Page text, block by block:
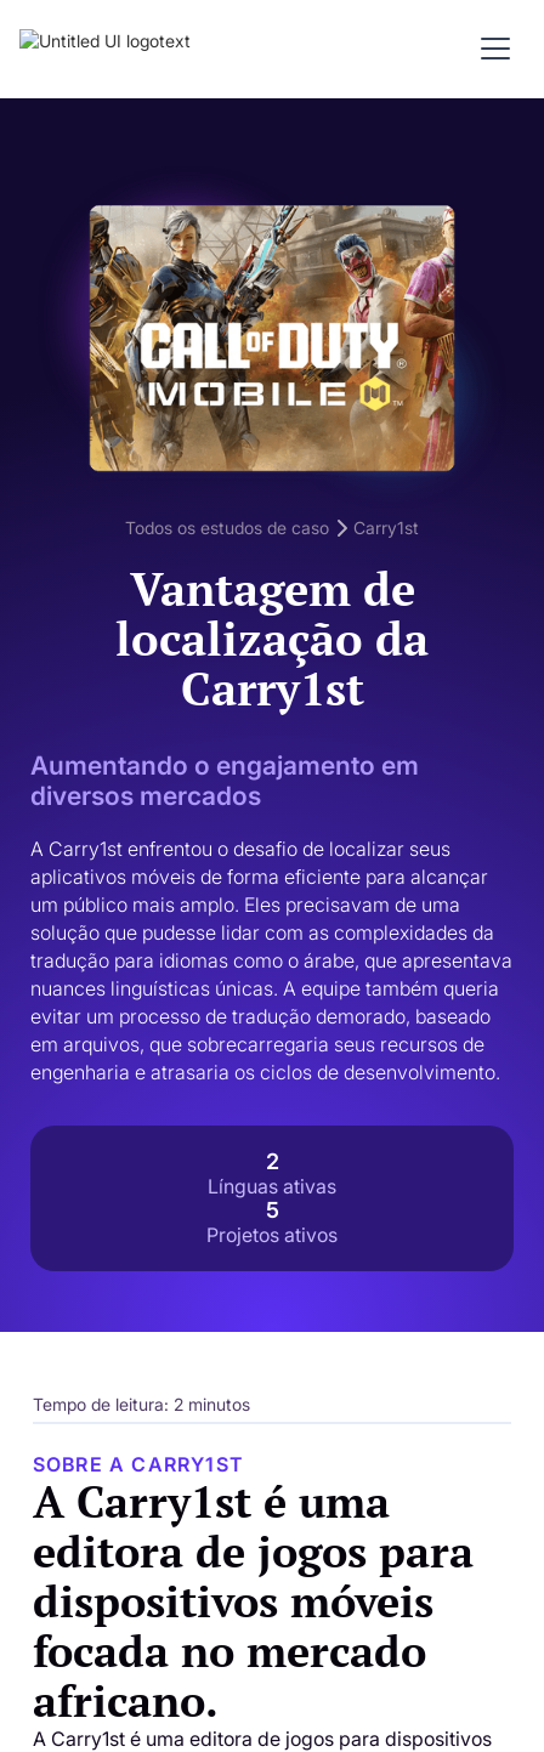
Todos os estudos de caso Carry1st
Vantagem de
localização da
Carry1st
Aumentando o engajamento em
diversos mercados
A Carry1st enfrentou o desafio de localizar seus
aplicativos móveis de forma eficiente para alcançar
um público mais amplo. Eles precisavam de uma
solução que pudesse lidar com as complexidades da
tradução para idiomas como o árabe, que apresentava
nuances linguísticas únicas. A equipe também queria
evitar um processo de tradução demorado, baseado
em arquivos, que sobrecarregaria seus recursos de
engenharia e atrasaria os ciclos de desenvolvimento.
2
Línguas ativas
5
Projetos ativos
Tempo de leitura: 2 minutos
SOBRE A CARRY1ST
A Carry1st é uma
editora de jogos para
dispositivos móveis
focada no mercado
africano.
A Carry1st é uma editora de jogos para dispositivos